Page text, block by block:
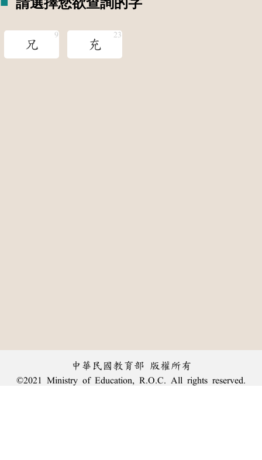
兄 充
中華民國教育部 版權所有
©2021 Ministry of Education, R.O.C. All rights reserved.